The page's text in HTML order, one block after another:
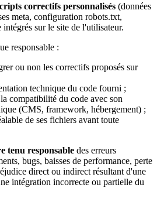
correctifs personnalisés (données
meta, configuration robots.txt,
sur le site de l'utilisateur.
responsable :
ou non les correctifs proposés sur
technique du code fourni ;
compatibilité du code avec son
(CMS, framework, hébergement) ;
de ses fichiers avant toute
tenu responsable des erreurs
bugs, baisses de performance, perte
direct ou indirect résultant d'une
intégration incorrecte ou partielle du